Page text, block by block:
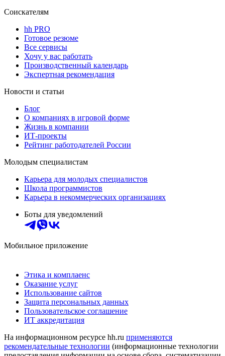
Соискателям
hh PRO
Готовое резюме
Все сервисы
Хочу у вас работать
Производственный календарь
Экспертная рекомендация
Новости и статьи
Блог
О компаниях в игровой форме
Жизнь в компании
ИТ-проекты
Рейтинг работодателей России
Молодым специалистам
Карьера для молодых специалистов
Школа программистов
Карьера в некоммерческих организациях
Боты для уведомлений
Мобильное приложение
Этика и комплаенс
Оказание услуг
Использование сайтов
Защита персональных данных
Пользовательское соглашение
ИТ аккредитация
На информационном ресурсе hh.ru применяются
рекомендательные технологии (информационные технологии